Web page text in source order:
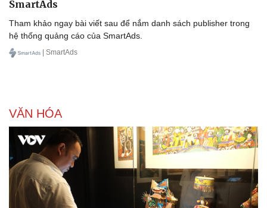
SmartAds
Tham khảo ngay bài viết sau để nắm danh sách publisher trong
hệ thống quảng cáo của SmartAds.
| SmartAds
VĂN HÓA